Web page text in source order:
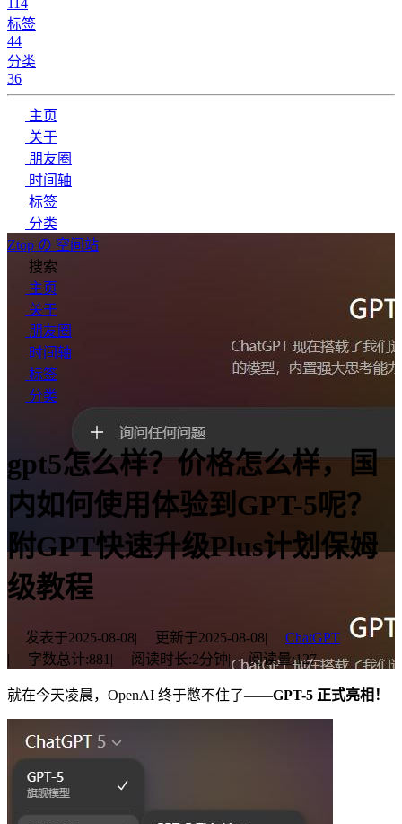
114
标签
44
分类
36
主页
关于
朋友圈
时间轴
标签
分类
Ztop の 空间站
搜索
主页
关于
朋友圈
时间轴
标签
分类
gpt5怎么样？价格怎么样，国
内如何使用体验到GPT-5呢？
附GPT快速升级Plus计划保姆
级教程
发表于2025-08-08| 更新于2025-08-08|
ChatGPT
|
字数总计:881 | 阅读时长:2分钟| 阅读量:127
就在今天凌晨，OpenAI 终于憋不住了——GPT-5 正式亮相！